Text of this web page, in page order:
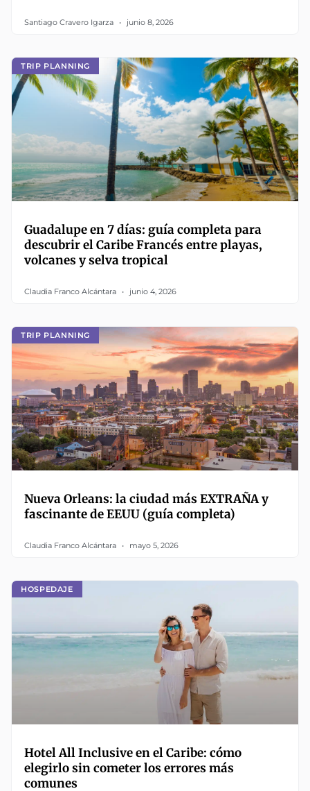
Santiago Cravero Igarza junio 8, 2026
TRIP PLANNING
Guadalupe en 7 días: guía completa para
descubrir el Caribe Francés entre playas,
volcanes y selva tropical
Claudia Franco Alcántara junio 4, 2026
TRIP PLANNING
Nueva Orleans: la ciudad más EXTRAÑA y
fascinante de EEUU (guía completa)
Claudia Franco Alcántara mayo 5, 2026
HOSPEDAJE
Hotel All Inclusive en el Caribe: cómo
elegirlo sin cometer los errores más
comunes